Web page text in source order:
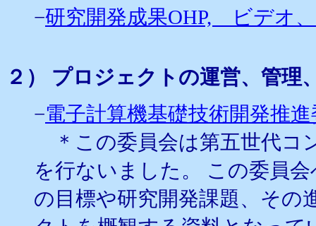
−研究開発成果OHP, ビデオ
２） プロジェクトの運営、管理
−電子計算機基礎技術開発推
＊この委員会は第五世代コ
を行ないました。 この委員
の目標や研究開発課題、その